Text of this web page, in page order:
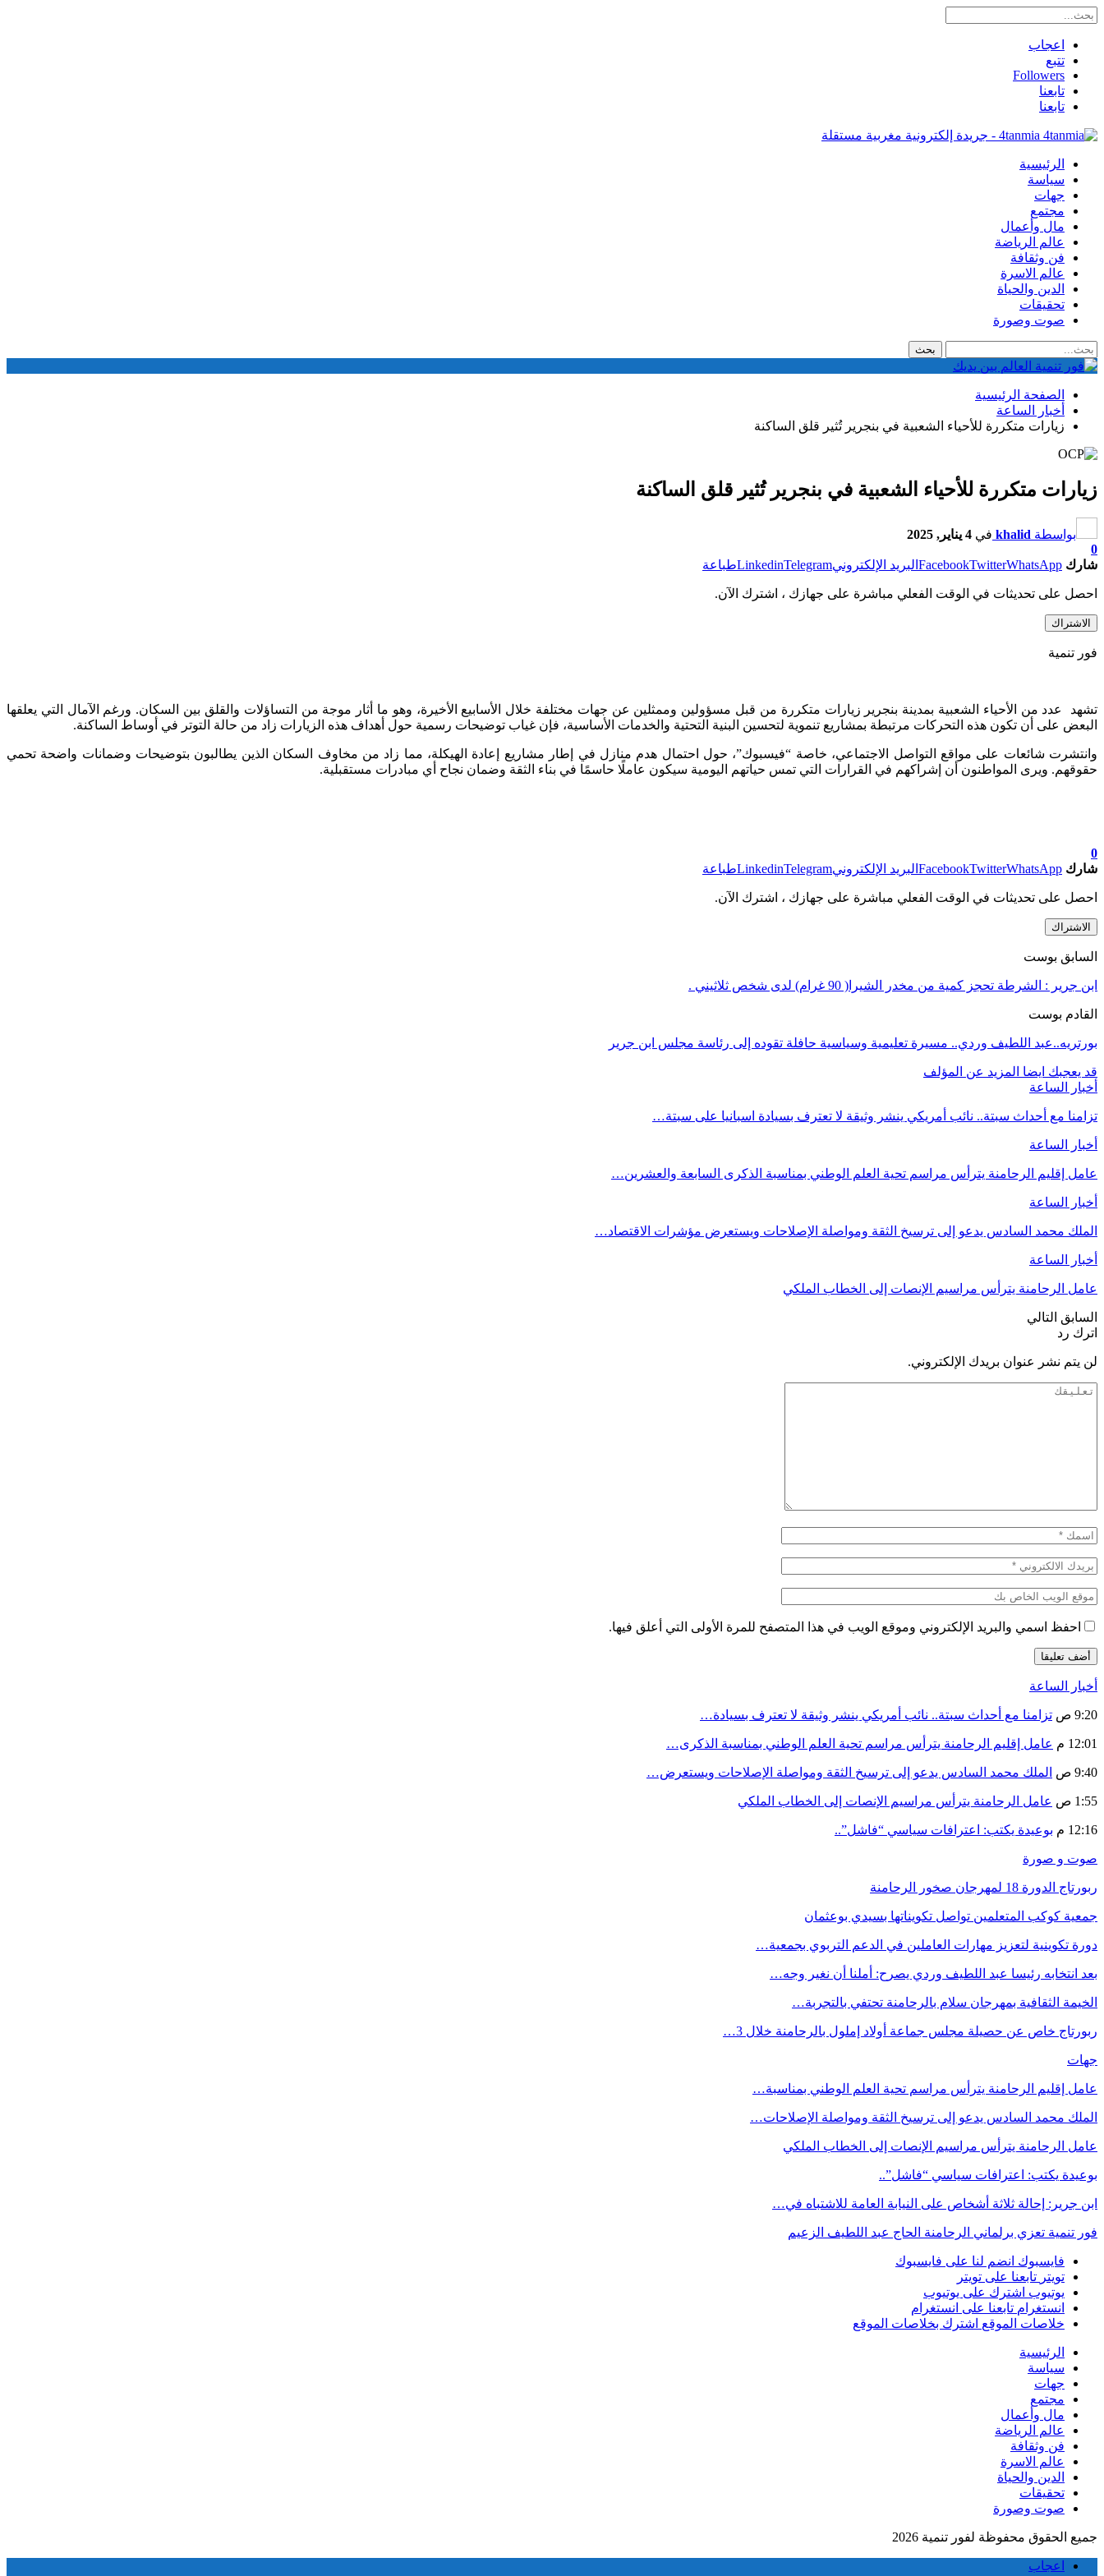
اعجاب
تتبع
Followers
تابعنا
تابعنا
4tanmia - جريدة إلكترونية مغربية مستقلة
الرئيسية
سياسة
جهات
مجتمع
مال وأعمال
عالم الرياضة
فن وثقافة
عالم الاسرة
الدين والحياة
تحقيقات
صوت وصورة
الصفحة الرئيسية
أخبار الساعة
زيارات متكررة للأحياء الشعبية في بنجرير تُثير قلق الساكنة
زيارات متكررة للأحياء الشعبية في بنجرير تُثير قلق الساكنة
بواسطة khalid في 4 يناير, 2025
0
شارك
FacebookTwitterWhatsApp البريد الإلكتروني LinkedinTelegram طباعة
احصل على تحديثات في الوقت الفعلي مباشرة على جهازك ، اشترك الآن.
الاشتراك
فور تنمية
تشهد عدد من الأحياء الشعبية بمدينة بنجرير زيارات متكررة من قبل مسؤولين وممثلين عن جهات مختلفة خلال الأسابيع الأخيرة، وهو ما أثار موجة من التساؤلات والقلق بين السكان. ورغم الآمال التي يعلقها
البعض على أن تكون هذه التحركات مرتبطة بمشاريع تنموية لتحسين البنية التحتية والخدمات الأساسية، فإن غياب توضيحات رسمية حول أهداف هذه الزيارات زاد من حالة التوتر في أوساط الساكنة.
وانتشرت شائعات على مواقع التواصل الاجتماعي، خاصة “فيسبوك”، حول احتمال هدم منازل في إطار مشاريع إعادة الهيكلة، مما زاد من مخاوف السكان الذين يطالبون بتوضيحات وضمانات واضحة تحمي
حقوقهم. ويرى المواطنون أن إشراكهم في القرارات التي تمس حياتهم اليومية سيكون عاملًا حاسمًا في بناء الثقة وضمان نجاح أي مبادرات مستقبلية.
0
شارك
FacebookTwitterWhatsApp البريد الإلكتروني LinkedinTelegram طباعة
احصل على تحديثات في الوقت الفعلي مباشرة على جهازك ، اشترك الآن.
الاشتراك
السابق بوست
ابن جرير : الشرطة تحجز كمية من مخدر الشيرا( 90 غرام) لدى شخص ثلاثيني .
القادم بوست
بورتريه..عبد اللطيف وردي.. مسيرة تعليمية وسياسية حافلة تقوده إلى رئاسة مجلس ابن جرير
قد يعجبك ايضا المزيد عن المؤلف
أخبار الساعة
تزامنا مع أحداث سبتة.. نائب أمريكي ينشر وثيقة لا تعترف بسيادة اسبانيا على سبتة…
أخبار الساعة
عامل إقليم الرحامنة يترأس مراسم تحية العلم الوطني بمناسبة الذكرى السابعة والعشرين…
أخبار الساعة
الملك محمد السادس يدعو إلى ترسيخ الثقة ومواصلة الإصلاحات ويستعرض مؤشرات الاقتصاد…
أخبار الساعة
عامل الرحامنة يترأس مراسيم الإنصات إلى الخطاب الملكي
السابق التالي
اترك رد
لن يتم نشر عنوان بريدك الإلكتروني.
احفظ اسمي والبريد الإلكتروني وموقع الويب في هذا المتصفح للمرة الأولى التي أعلق فيها.
أخبار الساعة
9:20 ص تزامنا مع أحداث سبتة.. نائب أمريكي ينشر وثيقة لا تعترف بسيادة…
12:01 م عامل إقليم الرحامنة يترأس مراسم تحية العلم الوطني بمناسبة الذكرى…
9:40 ص الملك محمد السادس يدعو إلى ترسيخ الثقة ومواصلة الإصلاحات ويستعرض…
1:55 ص عامل الرحامنة يترأس مراسيم الإنصات إلى الخطاب الملكي
12:16 م بوعيدة يكتب: اعترافات سياسي “فاشل”..
صوت و صورة
ربورتاج الدورة 18 لمهرجان صخور الرحامنة
جمعية كوكب المتعلمين تواصل تكويناتها بسيدي بوعثمان
دورة تكوينية لتعزيز مهارات العاملين في الدعم التربوي بجمعية…
بعد انتخابه رئيسا عبد اللطيف وردي يصرح: أملنا أن نغير وجه…
الخيمة الثقافية بمهرجان سلام بالرحامنة تحتفي بالتجربة…
ربورتاج خاص عن حصيلة مجلس جماعة أولاد إملول بالرحامنة خلال 3…
جهات
عامل إقليم الرحامنة يترأس مراسم تحية العلم الوطني بمناسبة…
الملك محمد السادس يدعو إلى ترسيخ الثقة ومواصلة الإصلاحات…
عامل الرحامنة يترأس مراسيم الإنصات إلى الخطاب الملكي
بوعيدة يكتب: اعترافات سياسي “فاشل”..
ابن جرير: إحالة ثلاثة أشخاص على النيابة العامة للاشتباه في…
فور تنمية تعزي برلماني الرحامنة الحاج عبد اللطيف الزعيم
فايسبوك انضم لنا على فايسبوك
تويتر تابعنا على تويتر
يوتيوب اشترك على يوتيوب
انستغرام تابعنا على انستغرام
خلاصات الموقع اشترك بخلاصات الموقع
الرئيسية
سياسة
جهات
مجتمع
مال وأعمال
عالم الرياضة
فن وثقافة
عالم الاسرة
الدين والحياة
تحقيقات
صوت وصورة
جميع الحقوق محفوظة لفور تنمية 2026
اعجاب